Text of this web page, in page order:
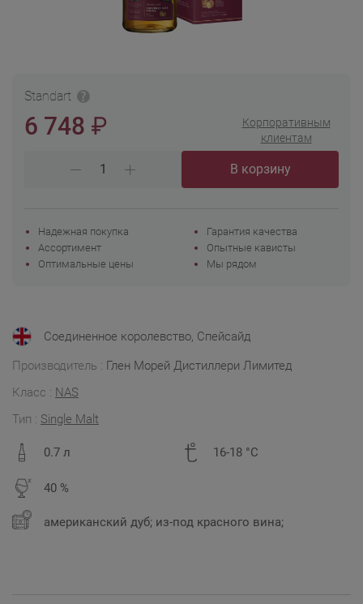
Соединенное королевство, Спейсайд
Производитель : Глен Морей Дистиллери Лимитед
Класс : NAS
Тип : Single Malt
0.7 л 16-18 °C
40 %
американский дуб; из-под красного вина;
Standart
6 748 ₽
Корпоративным
клиентам
В корзину
Надежная покупка
Гарантия качества
Ассортимент
Опытные кависты
Оптимальные цены
Мы рядом